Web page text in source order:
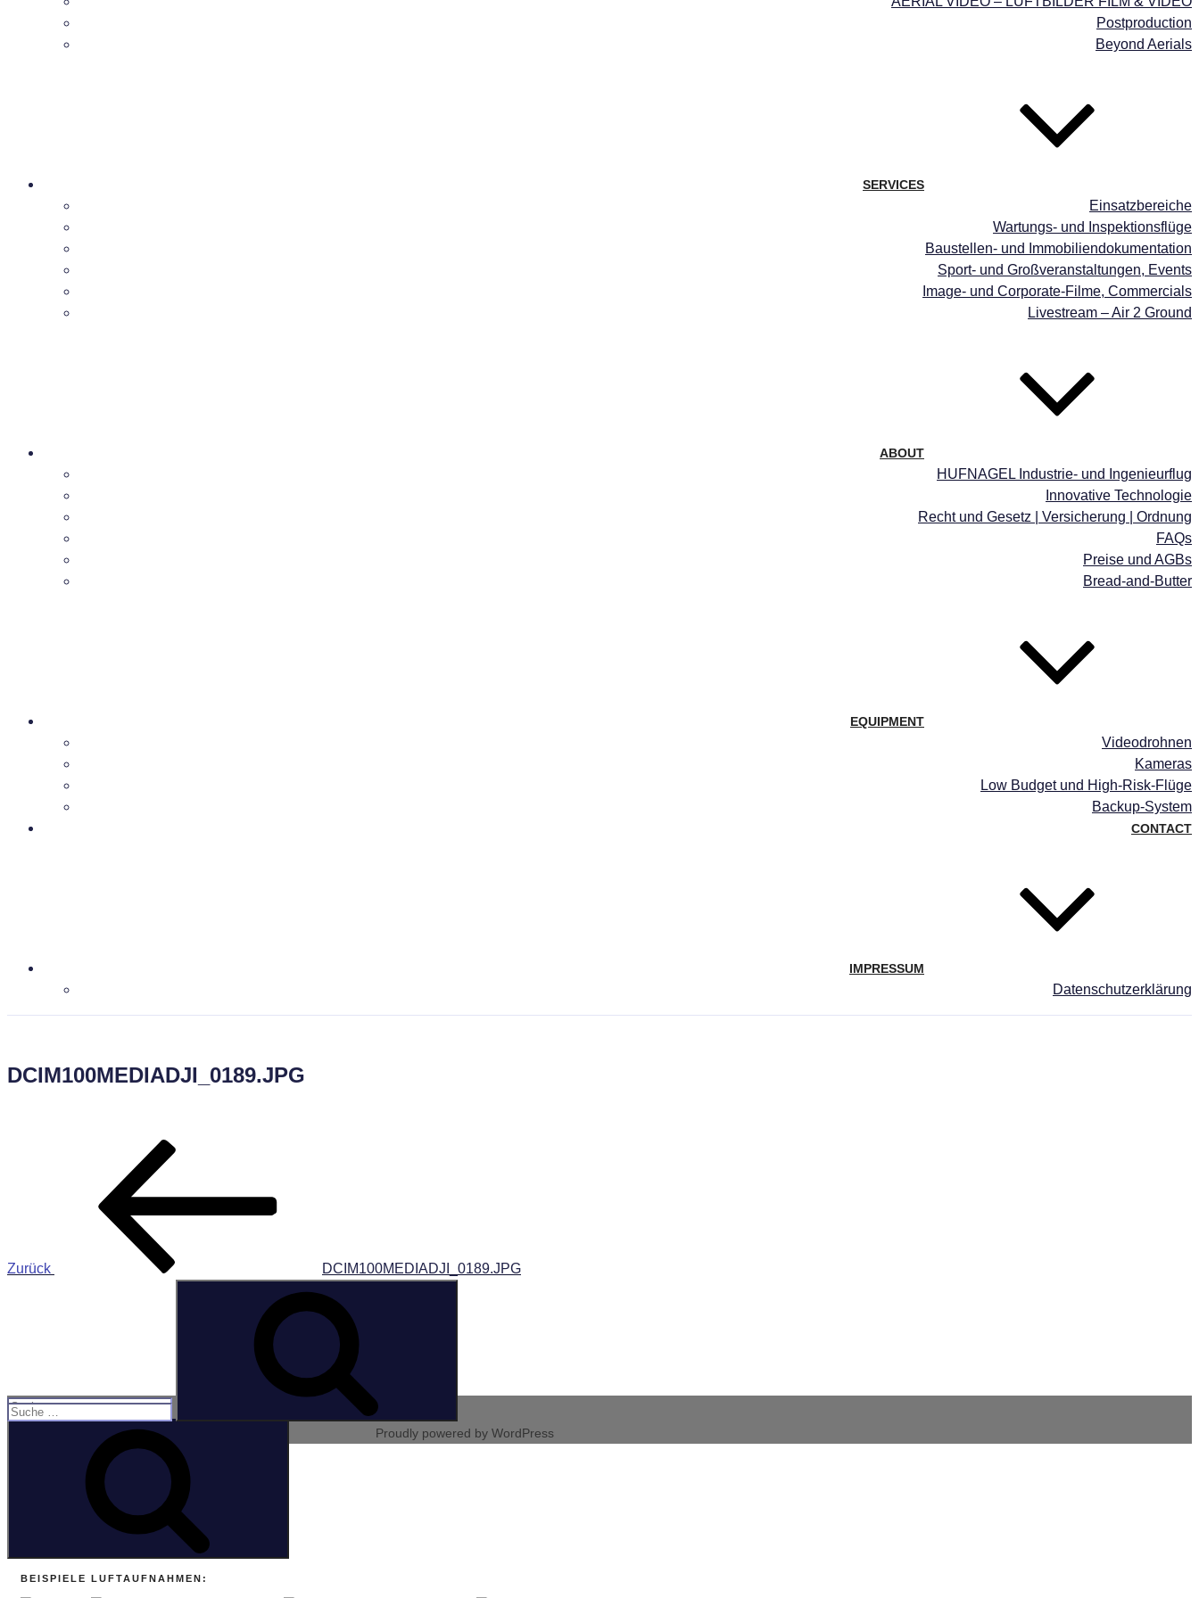
Postproduction
Beyond Aerials
SERVICES
Einsatzbereiche
Wartungs- und Inspektionsflüge
Baustellen- und Immobiliendokumentation
Sport- und Großveranstaltungen, Events
Image- und Corporate-Filme, Commercials
Livestream – Air 2 Ground
ABOUT
HUFNAGEL Industrie- und Ingenieurflug
Innovative Technologie
Recht und Gesetz | Versicherung | Ordnung
FAQs
Preise und AGBs
Bread-and-Butter
EQUIPMENT
Videodrohnen
Kameras
Low Budget und High-Risk-Flüge
Backup-System
CONTACT
IMPRESSUM
Datenschutzerklärung
DCIM100MEDIADJI_0189.JPG
Beitragsnavigation
Zurück
DCIM100MEDIADJI_0189.JPG
Suche
Suchen
BEISPIELE LUFTAUFNAHMEN:
Proudly powered by WordPress